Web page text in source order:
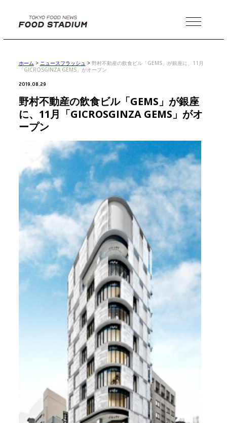
MENU
ホーム > ニュースフラッシュ > 野村不動産の飲食ビル「GEMS」が銀座に、11月
「GICROSGINZA GEMS」がオープン
2019.08.29
野村不動産の飲食ビル「GEMS」が銀座
に、11月「GICROSGINZA GEMS」がオ
ープン